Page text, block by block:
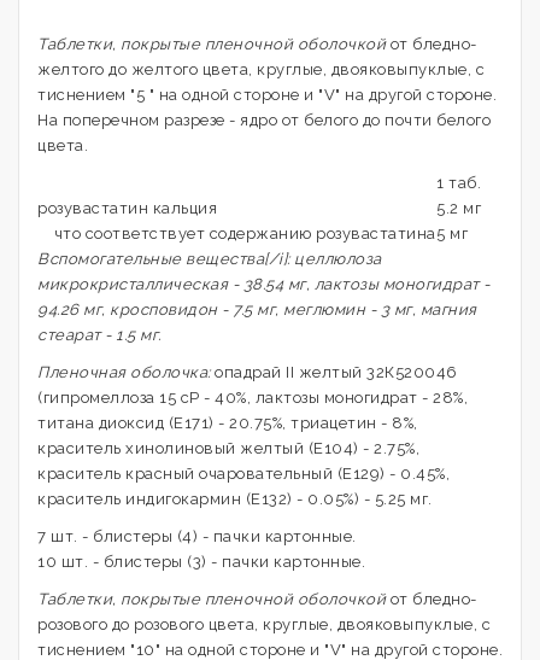
Таблетки, покрытые пленочной оболочкойот бледно-
желтого до желтого цвета, круглые, двояковыпуклые, с
тиснением "5 " на одной стороне и "V" на другой стороне.
На поперечном разрезе - ядро от белого до почти белого
цвета.
1 таб.
розувастатин кальция
5.2 мг
что соответствует содержанию розувастатина5 мг
Вспомогательные вещества[/i]: целлюлоза
микрокристаллическая - 38.54 мг, лактозы моногидрат -
94.26 мг, кросповидон - 7.5 мг, меглюмин - 3 мг, магния
стеарат - 1.5 мг.
Пленочная оболочка:опадрай II желтый 32К520046
(гипромеллоза 15 сР - 40%, лактозы моногидрат - 28%,
титана диоксид (Е171) - 20.75%, триацетин - 8%,
краситель хинолиновый желтый (Е104) - 2.75%,
краситель красный очаровательный (Е129) - 0.45%,
краситель индигокармин (Е132) - 0.05%) - 5.25 мг.
7 шт. - блистеры (4) - пачки картонные.
10 шт. - блистеры (3) - пачки картонные.
Таблетки, покрытые пленочной оболочкойот бледно-
розового до розового цвета, круглые, двояковыпуклые, с
тиснением "10" на одной стороне и "V" на другой стороне.